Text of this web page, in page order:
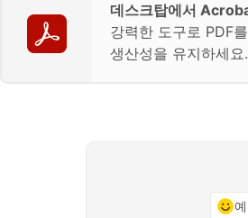
데스크탑에서
강력한 도구로 PDF
생산성을 유지하세요.